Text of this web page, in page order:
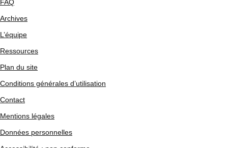
FAQ
Archives
L’équipe
Ressources
Plan du site
Conditions générales d’utilisation
Contact
Mentions légales
Données personnelles